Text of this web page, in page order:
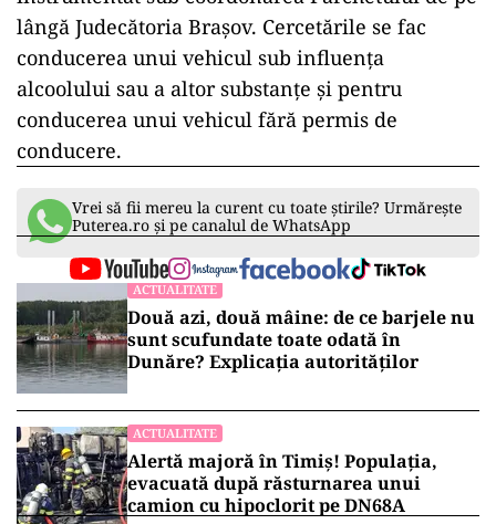
lângă Judecătoria Braşov. Cercetările se fac
conducerea unui vehicul sub influenţa
alcoolului sau a altor substanţe şi pentru
conducerea unui vehicul fără permis de
conducere.
Vrei să fii mereu la curent cu toate știrile? Urmărește
Puterea.ro și pe canalul de WhatsApp
ACTUALITATE
Două azi, două mâine: de ce barjele nu
sunt scufundate toate odată în
Dunăre? Explicația autorităților
ACTUALITATE
Alertă majoră în Timiș! Populația,
evacuată după răsturnarea unui
camion cu hipoclorit pe DN68A